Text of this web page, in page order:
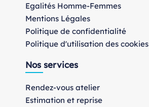
Egalités Homme-Femmes
Mentions Légales
Politique de confidentialité
Politique d'utilisation des cookies
Nos services
Rendez-vous atelier
Estimation et reprise